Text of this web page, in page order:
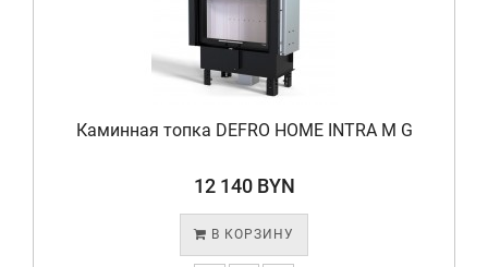
Каминная топка DEFRO HOME INTRA M G
12 140 BYN
В КОРЗИНУ